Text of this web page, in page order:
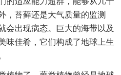
，苔藓还是大气质量的监测
会出现病态。巨大的海带以及
味佳肴，它们构成了地球上生